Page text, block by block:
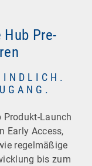
Pre-
Produkt-Launch
Early Access,
regelmäßige
bis zum